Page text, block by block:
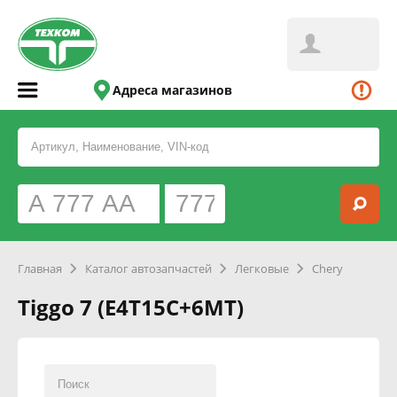
Адреса магазинов
Главная Каталог автозапчастей Легковые Chery
Tiggo 7 (E4T15C+6MT)